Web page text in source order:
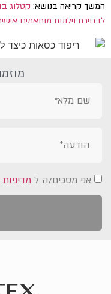
המשך קריאה בנושא: קטלוג
לבחירת וילונות מותאמים
אני מסכים/ה ל